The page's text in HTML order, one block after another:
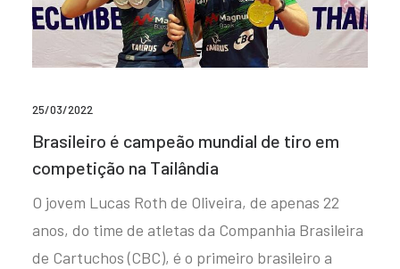
25/03/2022
Brasileiro é campeão mundial de tiro em
competição na Tailândia
O jovem Lucas Roth de Oliveira, de apenas 22
anos, do time de atletas da Companhia Brasileira
de Cartuchos (CBC), é o primeiro brasileiro a